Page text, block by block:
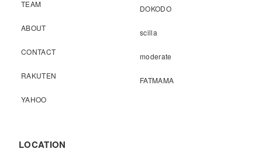
TEAM
ABOUT
CONTACT
RAKUTEN
YAHOO
DOKODO
scilla
moderate
FATMAMA
LOCATION